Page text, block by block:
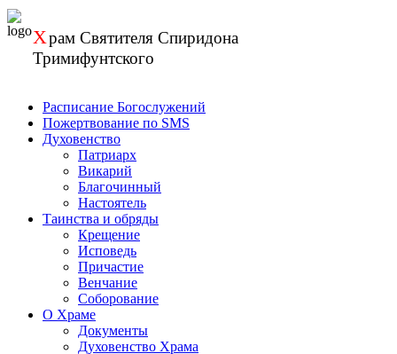
Перейти
к
содержанию
Храм Святителя Спиридона
Тримифунтского
Расписание Богослужений
Пожертвование по SMS
Духовенство
Патриарх
Викарий
Благочинный
Настоятель
Таинства и обряды
Крещение
Исповедь
Причастие
Венчание
Соборование
О Храме
Документы
Духовенство Храма